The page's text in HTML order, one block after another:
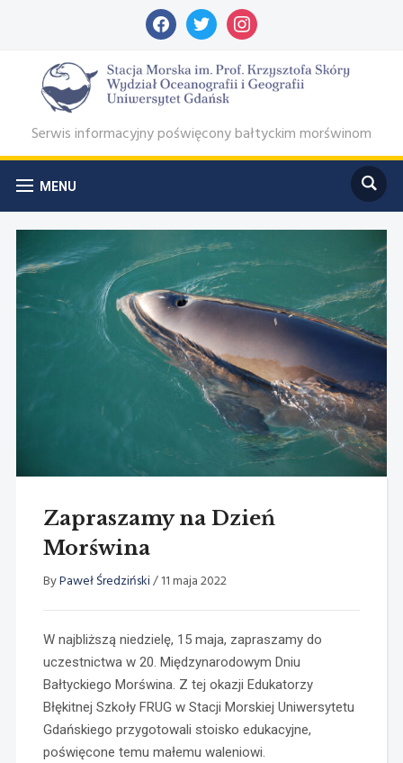
facebooktwitter instagram
Serwis informacyjny poświęcony bałtyckim morświnom
MENU
Zapraszamy na Dzień
Morświna
ByPaweł Średziński/11 maja 2022
W najbliższą niedzielę, 15 maja, zapraszamy do
uczestnictwa w 20. Międzynarodowym Dniu
Bałtyckiego Morświna. Z tej okazji Edukatorzy
Błękitnej Szkoły FRUG w Stacji Morskiej Uniwersytetu
Gdańskiego przygotowali stoisko edukacyjne,
poświęcone temu małemu waleniowi.